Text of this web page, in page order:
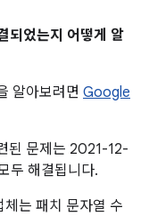
되었는지 어떻게 알
알아보려면 Google
된 문제는 2021-12-
두 해결됩니다.
는 패치 문자열 수